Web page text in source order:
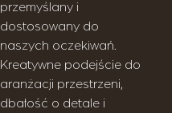
przemyślany i
dostosowany do
naszych oczekiwań.
Kreatywne podejście do
aranżacji przestrzeni,
dbałość o detale i